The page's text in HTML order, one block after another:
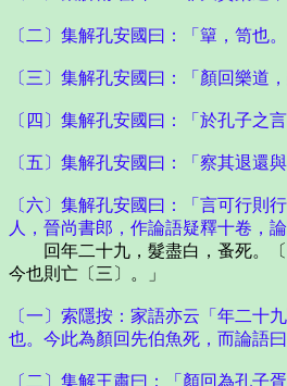
〔二〕集解孔安國曰：「簞，笥也。
〔三〕集解孔安國曰：「顏回樂道
〔四〕集解孔安國曰：「於孔子之
〔五〕集解孔安國曰：「察其退還
〔六〕集解孔安國曰：「言可行則
人，晉尚書郎，作論語疑釋十卷，論
回年二十九，髮盡白，蚤死。〔
今也則亡〔三〕。」
〔一〕索隱按：家語亦云「年二十
也。今此為顏回先伯魚死，而論語
〔二〕集解王肅曰：「顏回為孔子